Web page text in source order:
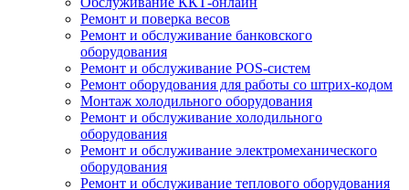
Ремонт и поверка весов
Ремонт и обслуживание банковского
оборудования
Ремонт и обслуживание POS-систем
Ремонт оборудования для работы со штрих-кодом
Монтаж холодильного оборудования
Ремонт и обслуживание холодильного
оборудования
Ремонт и обслуживание электромеханического
оборудования
Ремонт и обслуживание теплового оборудования